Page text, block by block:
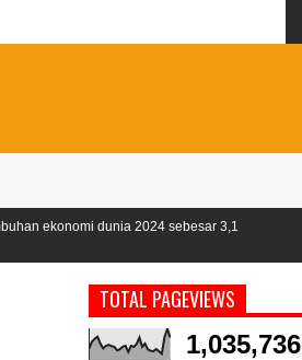
sebesar 3,1
TOTAL PAGEVIEWS
1,035,736